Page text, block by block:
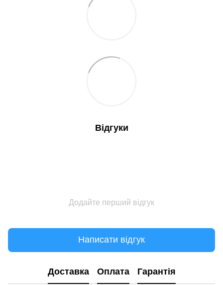
Відгуки
Додайте перший відгук
Написати відгук
Доставка Оплата Гарантія